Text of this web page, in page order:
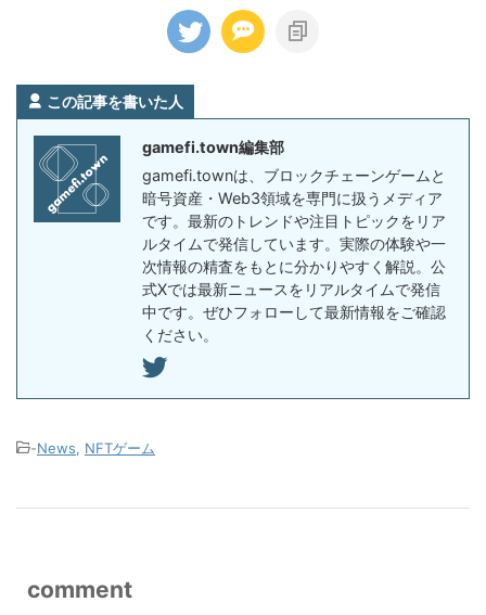
この記事を書いた人
gamefi.town編集部
gamefi.townは、ブロックチェーンゲームと
暗号資産・Web3領域を専門に扱うメディア
です。最新のトレンドや注目トピックをリア
ルタイムで発信しています。実際の体験や一
次情報の精査をもとに分かりやすく解説。公
式Xでは最新ニュースをリアルタイムで発信
中です。ぜひフォローして最新情報をご確認
ください。
-News NFTゲーム
comment